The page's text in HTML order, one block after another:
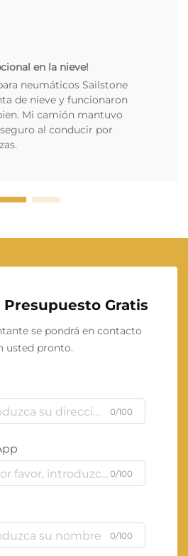
en la nieve!
neumáticos Sailstone
de nieve y funcionaron
Mi camión mantuvo
al conducir por
Gratis
se pondrá en contacto
usted pronto.
0/100
0/100
0/100